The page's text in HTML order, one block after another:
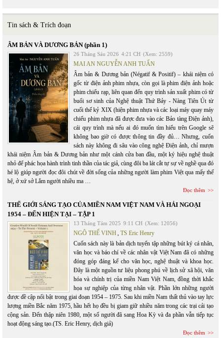
Tin sách & Trích đoạn
ÂM BẢN VÀ DƯƠNG BẢN (phần 1)
26 Tháng Sáu 2026 4:21 CH (Xem: 2559)
MAI AN NGUYỄN ANH TUẤN
Âm bản & Dương bản (Négatif & Positif) – khái niệm có
gốc từ điện ảnh phim nhựa, còn gọi là phim điện ảnh hoặc
phim chiếu rạp, liên quan đến quy trình sản xuất phim có từ
buổi sơ sinh của Nghệ thuật Thứ Bảy - Nàng Tiên Út từ
cuối thế kỷ XIX (hiện phim nhựa và các loại máy quay máy
chiếu phim nhựa đã được đưa vào các Bảo tàng Điện ảnh),
cái quy trình mà nếu ai đó muốn tìm hiểu trên Google sẽ
không bao giờ có được thông tin đầy đủ… Nhưng, cuốn
sách này không đi sâu vào công nghệ Điện ảnh, chỉ mượn
khái niệm Âm bản & Dương bản như một cánh cửa ban đầu, một ký hiệu nghệ thuật
nhỏ để phác họa hành trình tinh thần của tác giả, cùng đôi ba lát cắt tự sự về nghề qua đó
hé lộ giúp người đọc đôi chút về đời sống của những người làm phim Việt qua mấy thế
hệ, ở xứ sở Lắm người nhiều ma …
Đọc thêm
THẾ GIỚI SÁNG TẠO CỦA MIỀN NAM VIỆT NAM VÀ HẢI NGOẠI
1954 – ĐẾN HIỆN TẠI – TẬP 1
13 Tháng Tám 2025 9:11 CH (Xem: 12056)
NGÔ THẾ VINH, TS Eric Henry
Cuốn sách này là bản dịch tuyển tập những bút ký cá nhân,
văn học và báo chí về các nhân vật Việt Nam đã có những
đóng góp đáng kể cho văn học, nghệ thuật và khoa học.
Đây là một nguồn tư liệu phong phú về lịch sử xã hội, văn
hóa và chính trị của miền Nam Việt Nam, đồng thời khắc
họa sự nghiệp của từng nhân vật. Phần lớn những người
được đề cập nổi bật trong giai đoạn 1954 – 1975. Sau khi miền Nam thất thủ vào tay lực
lượng miền Bắc năm 1975, hầu hết họ đều bị giam giữ nhiều năm trong các trại cải tạo
cộng sản. Đến thập niên 1980, một số người đã sang Hoa Kỳ và đa phần vẫn tiếp tục
hoạt động sáng tạo.(TS. Eric Henry, dịch giả)
Đọc thêm